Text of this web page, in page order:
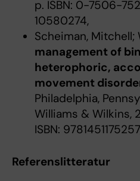
p. ISBN: 0-7506-
10580274,
Scheiman, Mitchell;
management of
heterophoric,
movement
Philadelphia,
Williams & Wilkins,
ISBN:
Referenslitteratur